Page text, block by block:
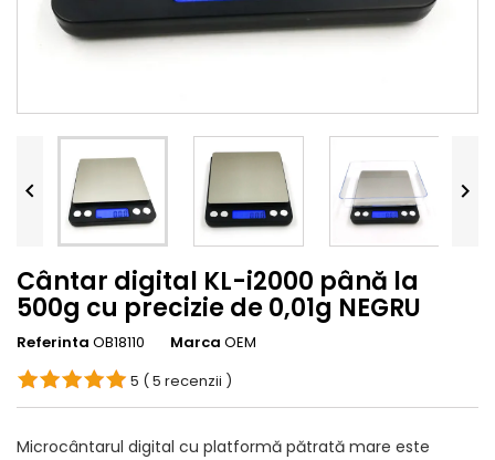
 
Cântar digital KL-i2000 până la
500g cu precizie de 0,01g NEGRU
Referinta OB18110 Marca OEM
5 ( 5 recenzii )
Microcântarul digital cu platformă pătrată mare este